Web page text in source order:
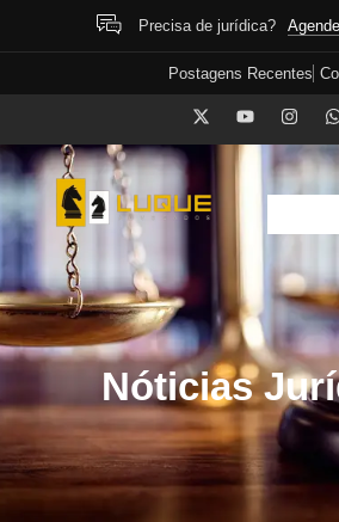
Precisa de jurídica?
Postagens Recentes
Nóticias